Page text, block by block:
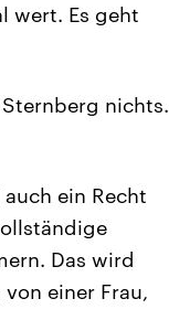
wert. Es geht
nichts.
ein Recht
Das wird
einer Frau,